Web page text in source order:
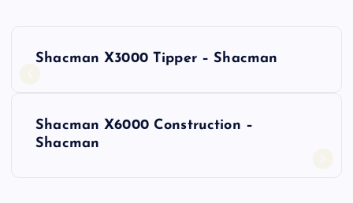
NShacman X3000 Tipper – Shacman
Shacman X6000 Construction –
Shacman